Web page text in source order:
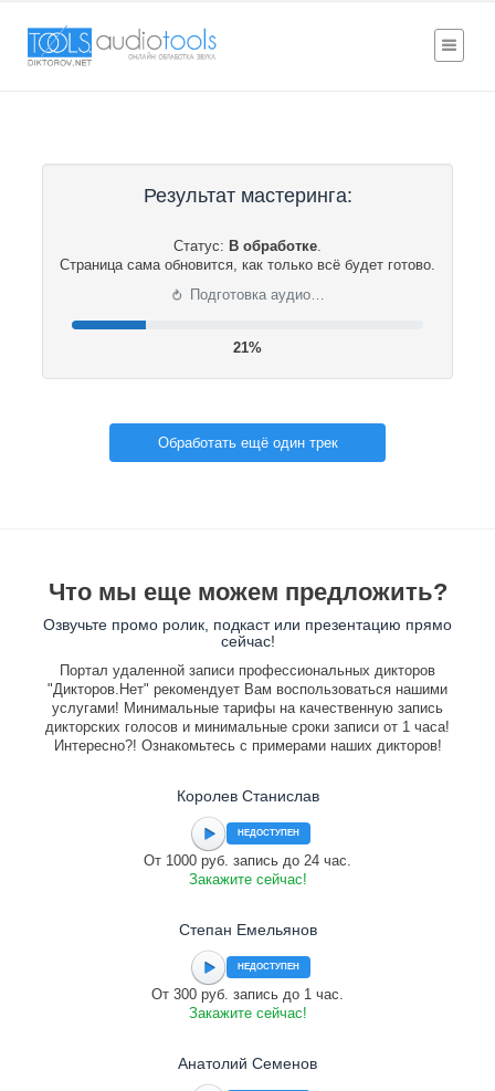
Результат мастеринга:
Статус: В обработке.
Страница сама обновится, как только всё будет готово.
⟳ Подготовка аудио…
22%
Обработать ещё один трек
Что мы еще можем предложить?
Озвучьте промо ролик, подкаст или презентацию прямо
сейчас!
Портал удаленной записи профессиональных дикторов
"Дикторов.Нет" рекомендует Вам воспользоваться нашими
услугами! Минимальные тарифы на качественную запись
дикторских голосов и минимальные сроки записи от 1 часа!
Интересно?! Ознакомьтесь с примерами наших дикторов!
Королев Станислав
НЕДОСТУПЕН
От 1000 руб. запись до 24 час.
Закажите сейчас!
Степан Емельянов
НЕДОСТУПЕН
От 300 руб. запись до 1 час.
Закажите сейчас!
Анатолий Семенов